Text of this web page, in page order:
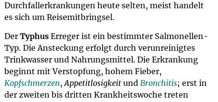
Durchfallerkrankungen heute selten, meist handelt
es sich um Reisemitbringsel.
Der TyphusErreger ist ein bestimmter Salmonellen-
Typ. Die Ansteckung erfolgt durch verunreinigtes
Trinkwasser und Nahrungsmittel. Die Erkrankung
beginnt mit Verstopfung, hohem Fieber,
Kopfschmerzen,Appetitlosigkeitund Bronchitis; erst in
der zweiten bis dritten Krankheitswoche treten